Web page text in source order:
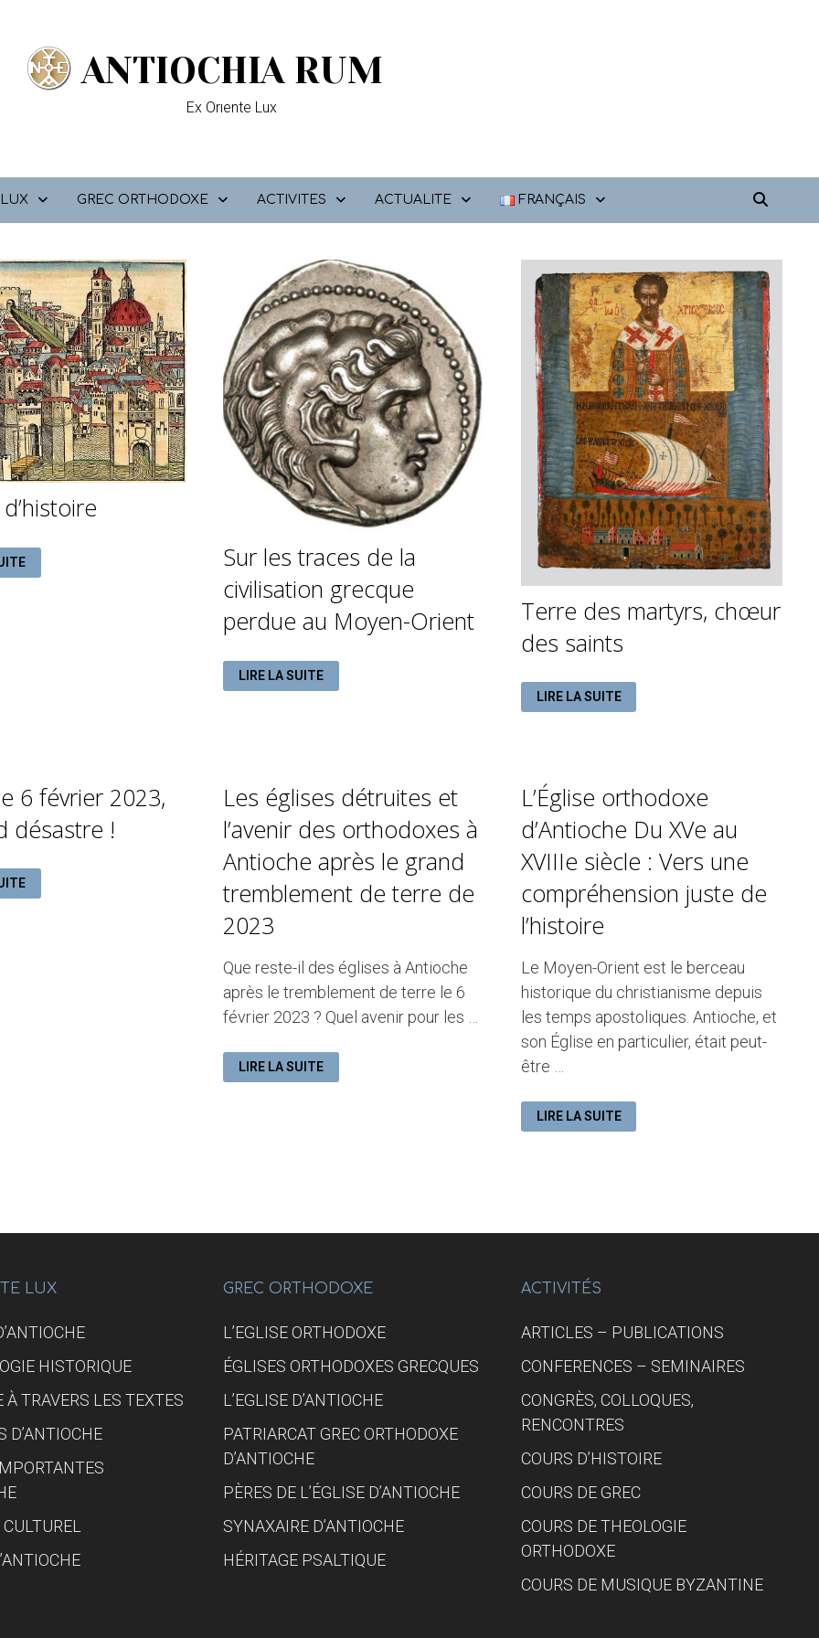
ANTIOCHIA RUM
Ex Orıente Lux
GREC ORTHODOXE ACTIVITES ACTUALITE FRANÇAIS
Sur les traces de la
civilisation grecque
perdue au Moyen-Orient
SUR
LES
TRACES
ORIENT
LIRE LA SUITE
Terre des martyrs, chœur
des saints
TERRE
DES
MARTYRS,
LIRE LA SUITE
6 février 2023,
désastre !
Les églises détruites et
l’avenir des orthodoxes à
Antioche après le grand
tremblement de terre de
2023
Que reste-il des églises à Antioche
après le tremblement de terre le 6
février 2023 ? Quel avenir pour les …
LES
ÉGLISES
DÉTRUITES
TERRE
LIRE LA SUITE
L’Église orthodoxe
d’Antioche Du XVe au
XVIIIe siècle : Vers une
compréhension juste de
l’histoire
Le Moyen-Orient est le berceau
historique du christianisme depuis
les temps apostoliques. Antioche, et
son Église en particulier, était peut-
être …
L’ÉGLISE
ORTHODOXE
D’ANTIOCHE
UNE
L’HISTOIRE
LIRE LA SUITE
LUX
HISTORIQUE
À TRAVERS LES TEXTES
D’ANTIOCHE
GREC ORTHODOXE
L’EGLISE ORTHODOXE
ÉGLISES ORTHODOXES GRECQUES
L’EGLISE D’ANTIOCHE
PATRIARCAT GREC ORTHODOXE
D’ANTIOCHE
PÈRES DE L’ÉGLISE D’ANTIOCHE
SYNAXAIRE D’ANTIOCHE
HÉRITAGE PSALTIQUE
ACTIVITÉS
ARTICLES – PUBLICATIONS
CONFERENCES – SEMINAIRES
CONGRÈS, COLLOQUES,
RENCONTRES
COURS D’HISTOIRE
COURS DE GREC
COURS DE THEOLOGIE
ORTHODOXE
COURS DE MUSIQUE BYZANTINE